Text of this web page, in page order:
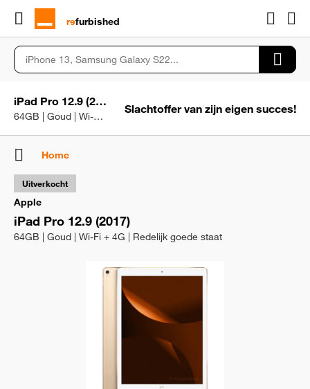
rɘfurbished
iPad Pro 12.9 (2017)
64GB | Goud | Wi-Fi + 4G | Redelijk goede staat
Slachtoffer van zijn eigen succes!
Home
Apple
iPad Pro 12.9 (2017)
64GB | Goud | Wi-Fi + 4G | Redelijk goede staat
Uitverkocht